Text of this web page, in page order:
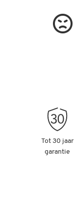
Tot 30 jaar
garantie